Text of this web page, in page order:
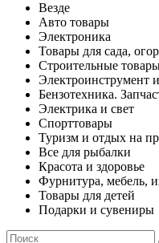
Везде
Авто товары
Электроника
Товары для сада,
Строительные
Электроинструмент
Бензотехника.
Электрика и свет
Спорттовары
Туризм и отдых на
Все для рыбалки
Красота и здоровье
Фурнитура, мебель,
Товары для детей
Подарки и сувениры